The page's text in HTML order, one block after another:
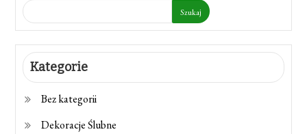
Szukaj
Kategorie
Bez kategorii
Dekoracje Ślubne